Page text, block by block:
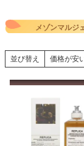
メゾンマルジ
並び替え 価格が安